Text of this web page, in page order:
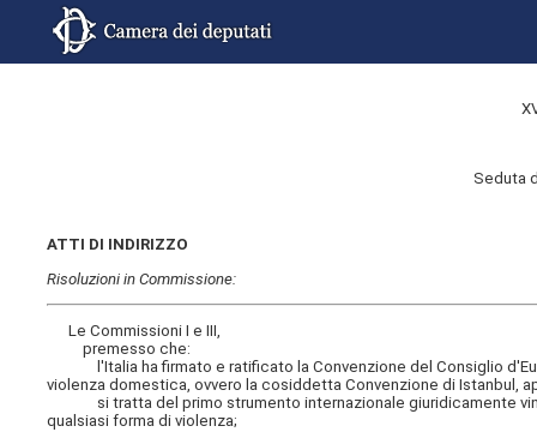
Seduta
ATTI DI INDIRIZZO
Risoluzioni in Commissione:
Le Commissioni I e III,
premesso che:
l'Italia ha firmato e ratificato la Convenzione del Consiglio
violenza domestica, ovvero la cosiddetta Convenzione di Istanbul,
si tratta del primo strumento internazionale giuridicamente
qualsiasi forma di violenza;